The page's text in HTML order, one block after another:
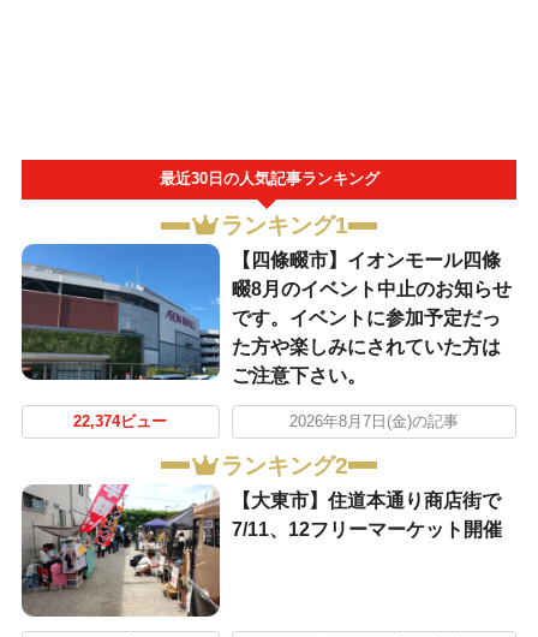
最近30日の人気記事ランキング
ランキング1
【四條畷市】イオンモール四條
畷8月のイベント中止のお知らせ
です。イベントに参加予定だっ
た方や楽しみにされていた方は
ご注意下さい。
22,374ビュー 2026年8月7日(金)の記事
ランキング2
【大東市】住道本通り商店街で
7/11、12フリーマーケット開催